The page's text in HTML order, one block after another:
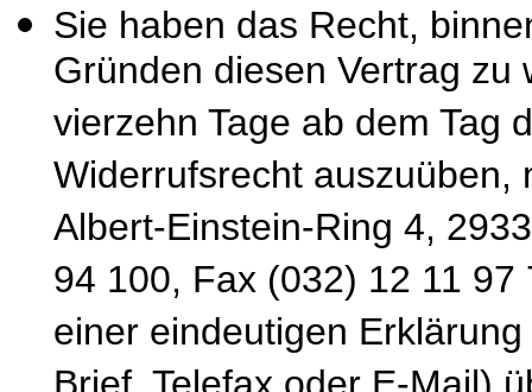
Sie haben das Recht,
Gründen diesen Vertrag
vierzehn Tage ab dem Tag
Widerrufsrecht auszuüben,
Albert-Einstein-Ring 4,
94 100, Fax (032) 12 11
einer eindeutigen